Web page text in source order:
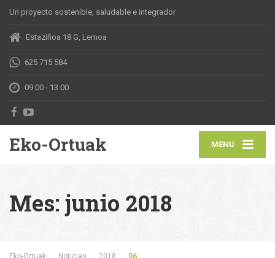
Un proyecto sostenible, saludable e integrador
Estaziñoa 18 G, Lemoa
625 715 584
09:00 - 13:00
MENU
Eko-Ortuak
Mes: junio 2018
Eko-Ortuak Noticias 2018 06